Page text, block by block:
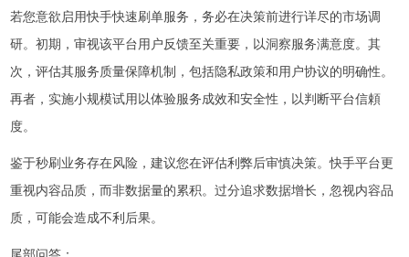
若您意欲启用快手快速刷单服务，务必在决策前进行详尽的市场调
研。初期，审视该平台用户反馈至关重要，以洞察服务满意度。其
次，评估其服务质量保障机制，包括隐私政策和用户协议的明确性。
再者，实施小规模试用以体验服务成效和安全性，以判断平台信頼
度。
鉴于秒刷业务存在风险，建议您在评估利弊后审慎决策。快手平台更
重视内容品质，而非数据量的累积。过分追求数据增长，忽视内容品
质，可能会造成不利后果。
尾部问答：